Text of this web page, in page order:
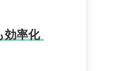
効率化